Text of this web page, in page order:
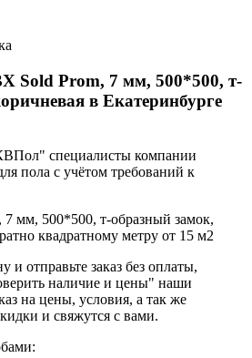
Sold Prom, 7 мм, 500*500, т-
в Екатеринбурге
специалисты компании
пола с учётом требований к
мм, 500*500, т-образный замок,
квадратному метру от 15 м2
и отправьте заказ без оплаты,
наличие и цены" наши
на цены, условия, а так же
и свяжутся с вами.